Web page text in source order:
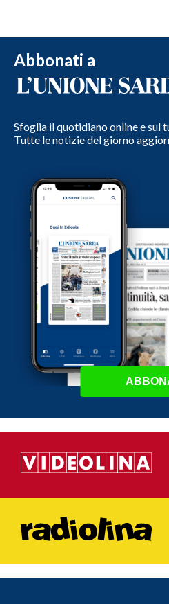
Abbonati a
Sfoglia il quotidiano online e sul
Tutte le notizie del giorno